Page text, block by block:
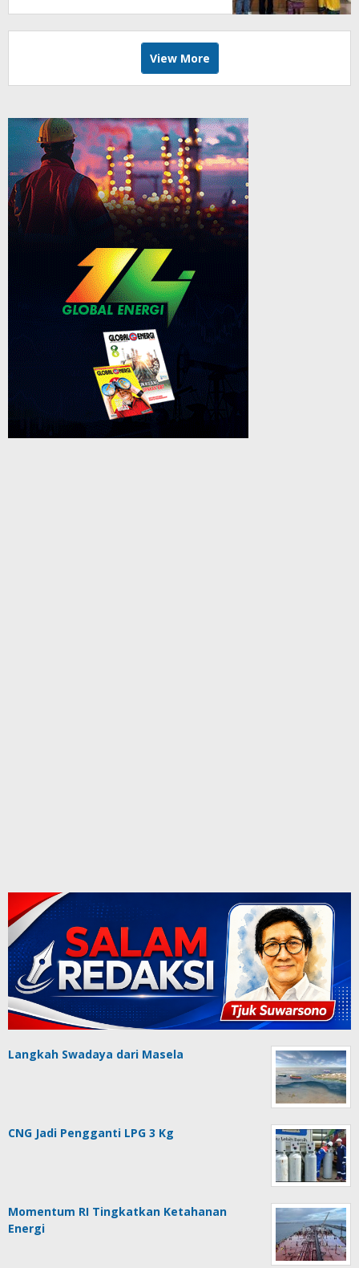
View More
Langkah Swadaya dari Masela
CNG Jadi Pengganti LPG 3 Kg
Momentum RI Tingkatkan Ketahanan
Energi